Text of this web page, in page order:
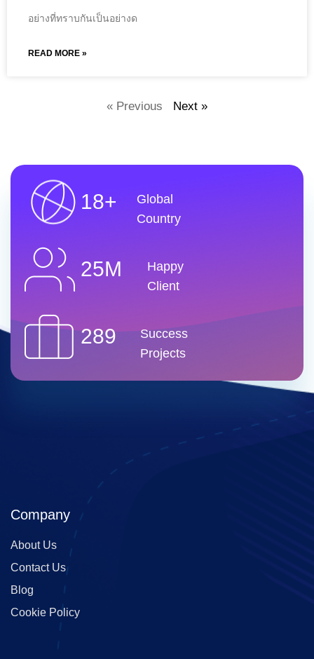
อย่างที่ทราบกันเป็นอย่างด
READ MORE »
« Previous Next »
18+
Global
Country
25M
Happy
Client
289
Success
Projects
Company
About Us
Contact Us
Blog
Cookie Policy